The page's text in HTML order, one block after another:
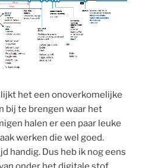
het een onoverkomelijke
bij te brengen waar het
halen er een paar leuke
werken die wel goed.
handig. Dus heb ik nog eens